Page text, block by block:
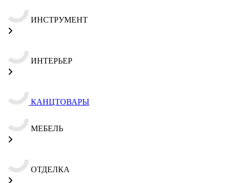
ИНСТРУМЕНТ
ИНТЕРЬЕР
КАНЦТОВАРЫ
МЕБЕЛЬ
ОТДЕЛКА